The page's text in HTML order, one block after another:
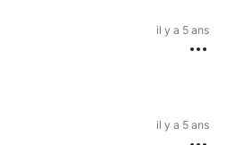
il y a 5 ans
il y a 5 ans